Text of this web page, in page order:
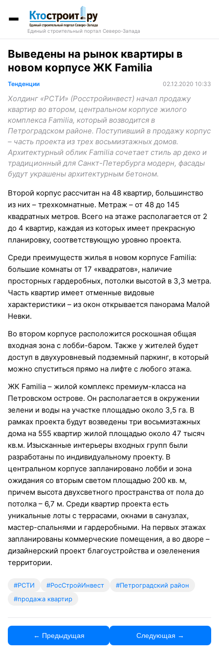
Единый строительный портал Северо-Запада
Выведены на рынок квартиры в
новом корпусе ЖК Familia
Тенденции 02.12.2020 10:33
Холдинг «РСТИ» (Росстройинвест) начал продажу
квартир во втором, центральном корпусе жилого
комплекса Familia, который возводится в
Петроградском районе. Поступивший в продажу корпус
– часть проекта из трех восьмиэтажных домов.
Архитектурный облик Familia сочетает стиль ар деко и
традиционный для Санкт-Петербурга модерн, фасады
будут украшены архитектурным бетоном.
Второй корпус рассчитан на 48 квартир, большинство
из них – трехкомнатные. Метраж – от 48 до 145
квадратных метров. Всего на этаже располагается от 2
до 4 квартир, каждая из которых имеет прекрасную
планировку, соответствующую уровню проекта.
Среди преимуществ жилья в новом корпусе Familia:
большие комнаты от 17 «квадратов», наличие
просторных гардеробных, потолки высотой в 3,3 метра.
Часть квартир имеет отменные видовые
характеристики – из окон открывается панорама Малой
Невки.
Во втором корпусе расположится роскошная общая
входная зона с лобби-баром. Также у жителей будет
доступ в двухуровневый подземный паркинг, в который
можно спуститься прямо на лифте с любого этажа.
ЖК Familia – жилой комплекс премиум-класса на
Петровском острове. Он располагается в окружении
зелени и воды на участке площадью около 3,5 га. В
рамках проекта будут возведены три восьмиэтажных
дома на 555 квартир жилой площадью около 47 тысяч
кв.м. Изысканные интерьеры входных групп были
разработаны по индивидуальному проекту. В
центральном корпусе запланировано лобби и зона
ожидания со вторым светом площадью 200 кв. м,
причем высота двухсветного пространства от пола до
потолка – 6,7 м. Среди квартир проекта есть
уникальные лоты с террасами, окнами в санузлах,
мастер-спальнями и гардеробными. На первых этажах
запланированы коммерческие помещения, а во дворе –
дизайнерский проект благоустройства и озеленения
территории.
#РСТИ #РосСтройИнвест
#Петроградский район
#продажа квартир
← Предыдущая Следующая →